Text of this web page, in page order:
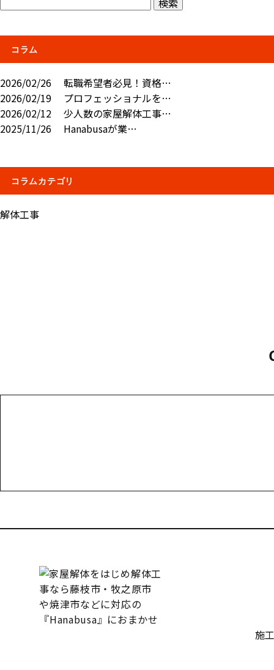
コラム
2026/02/26
転職希望者必見！資格…
2026/02/19
プロフェッショナルを…
2026/02/12
少人数の家屋解体工事…
2025/11/26
Hanabusaが業…
コラムカテゴリ
解体工事
施